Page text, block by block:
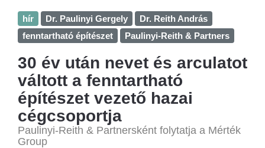
hír Dr. Paulinyi Gergely
Dr. Reith András
fenntartható építészet
Paulinyi-Reith & Partners
30 év után nevet és arculatot
váltott a fenntartható
építészet vezető hazai
cégcsoportja
Paulinyi-Reith & Partnersként folytatja a Mérték
Group